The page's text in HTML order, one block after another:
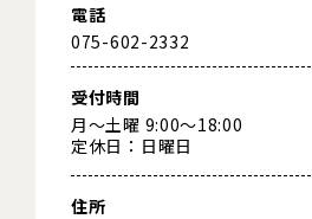
電話
075-602-2332
受付時間
月～土曜 9:00～18:00
定休日：日曜日
住所